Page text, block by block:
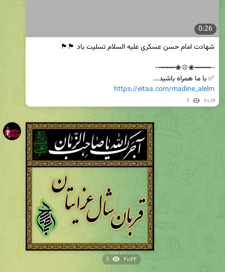
0:26
✅ با ما همراه باشید...
https://eitaa.com/madine_alelm
1 ۲۰:۱۹
1 ۲۰:۲۲